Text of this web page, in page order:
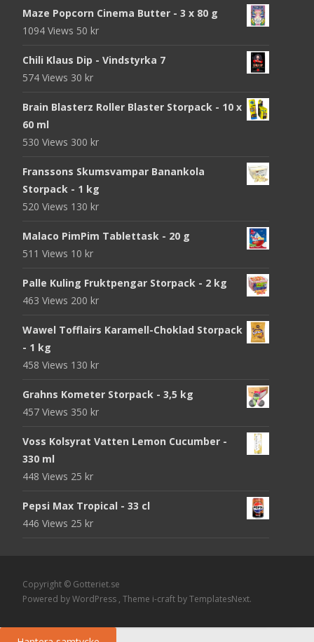
Maze Popcorn Cinema Butter - 3 x 80 g
1094 Views 50 kr
Chili Klaus Dip - Vindstyrka 7
574 Views 30 kr
Brain Blasterz Roller Blaster Storpack - 10 x
60 ml
530 Views 300 kr
Franssons Skumsvampar Banankola
Storpack - 1 kg
520 Views 130 kr
Malaco PimPim Tablettask - 20 g
511 Views 10 kr
Palle Kuling Fruktpengar Storpack - 2 kg
463 Views 200 kr
Wawel Tofflairs Karamell-Choklad Storpack
- 1 kg
458 Views 130 kr
Grahns Kometer Storpack - 3,5 kg
457 Views 350 kr
Voss Kolsyrat Vatten Lemon Cucumber -
330 ml
448 Views 25 kr
Pepsi Max Tropical - 33 cl
446 Views 25 kr
Copyright © Gotteriet.se
Powered by WordPress , Theme i-craft by TemplatesNext.